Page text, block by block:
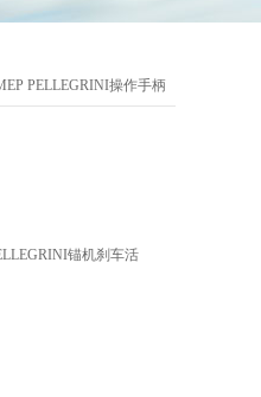
PELLEGRINI操作手柄
锚机刹车活